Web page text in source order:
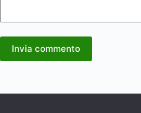
Invia commento